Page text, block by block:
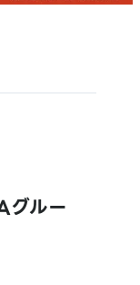
グルー